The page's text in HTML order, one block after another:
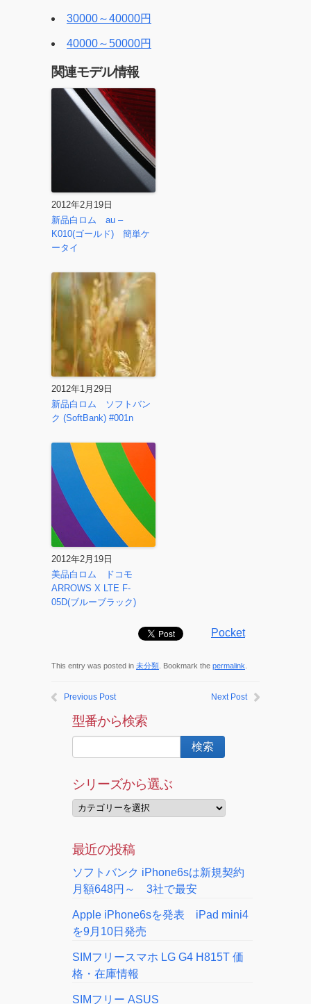
30000～40000円
40000～50000円
関連モデル情報
2012年2月19日
新品白ロム au –
K010(ゴールド) 簡単ケ
ータイ
2012年1月29日
新品白ロム ソフトバン
ク (SoftBank) #001n
2012年2月19日
美品白ロム ドコモ
ARROWS X LTE F-
05D(ブルーブラック)
Pocket
This entry was posted in 未分類 . Bookmark the permalink
Previous Post Next Post
型番から検索
シリーズから選ぶ
最近の投稿
ソフトバンク iPhone6sは新規契約
月額648円～ 3社で最安
Apple iPhone6sを発表 iPad mini4
を9月10日発売
SIMフリースマホ LG G4 H815T 価
格・在庫情報
SIMフリー ASUS